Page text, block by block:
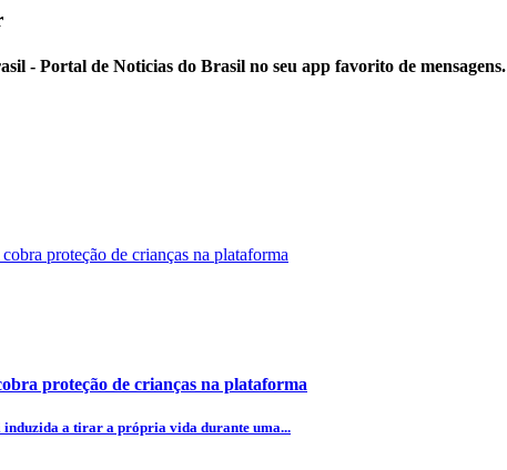
- Portal de Noticias do Brasil no seu app favorito de mensagens.
proteção de crianças na plataforma
induzida a tirar a própria vida durante uma...